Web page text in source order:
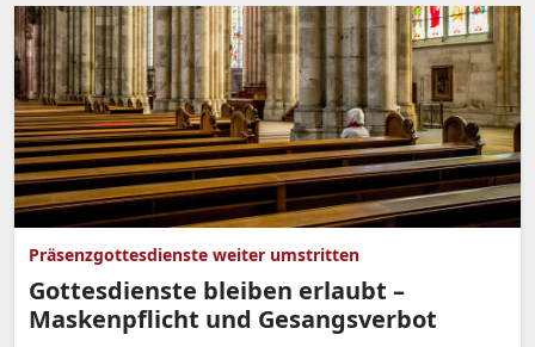
Präsenzgottesdienste weiter umstritten
Gottesdienste bleiben erlaubt –
Maskenpflicht und Gesangsverbot